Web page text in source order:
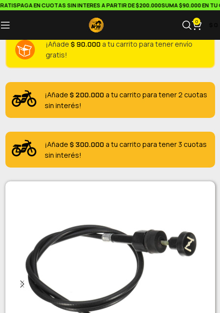
PAGA EN CUOTAS SIN INTERES A PARTIR DE $200.000SUMA $90.000 EN TU
0
¡Añade $90.000 a tu carrito para tener envío
gratis!
¡Añade $200.000 a tu carrito para tener 2 cuotas
sin interés!
¡Añade $300.000 a tu carrito para tener 3 cuotas
sin interés!